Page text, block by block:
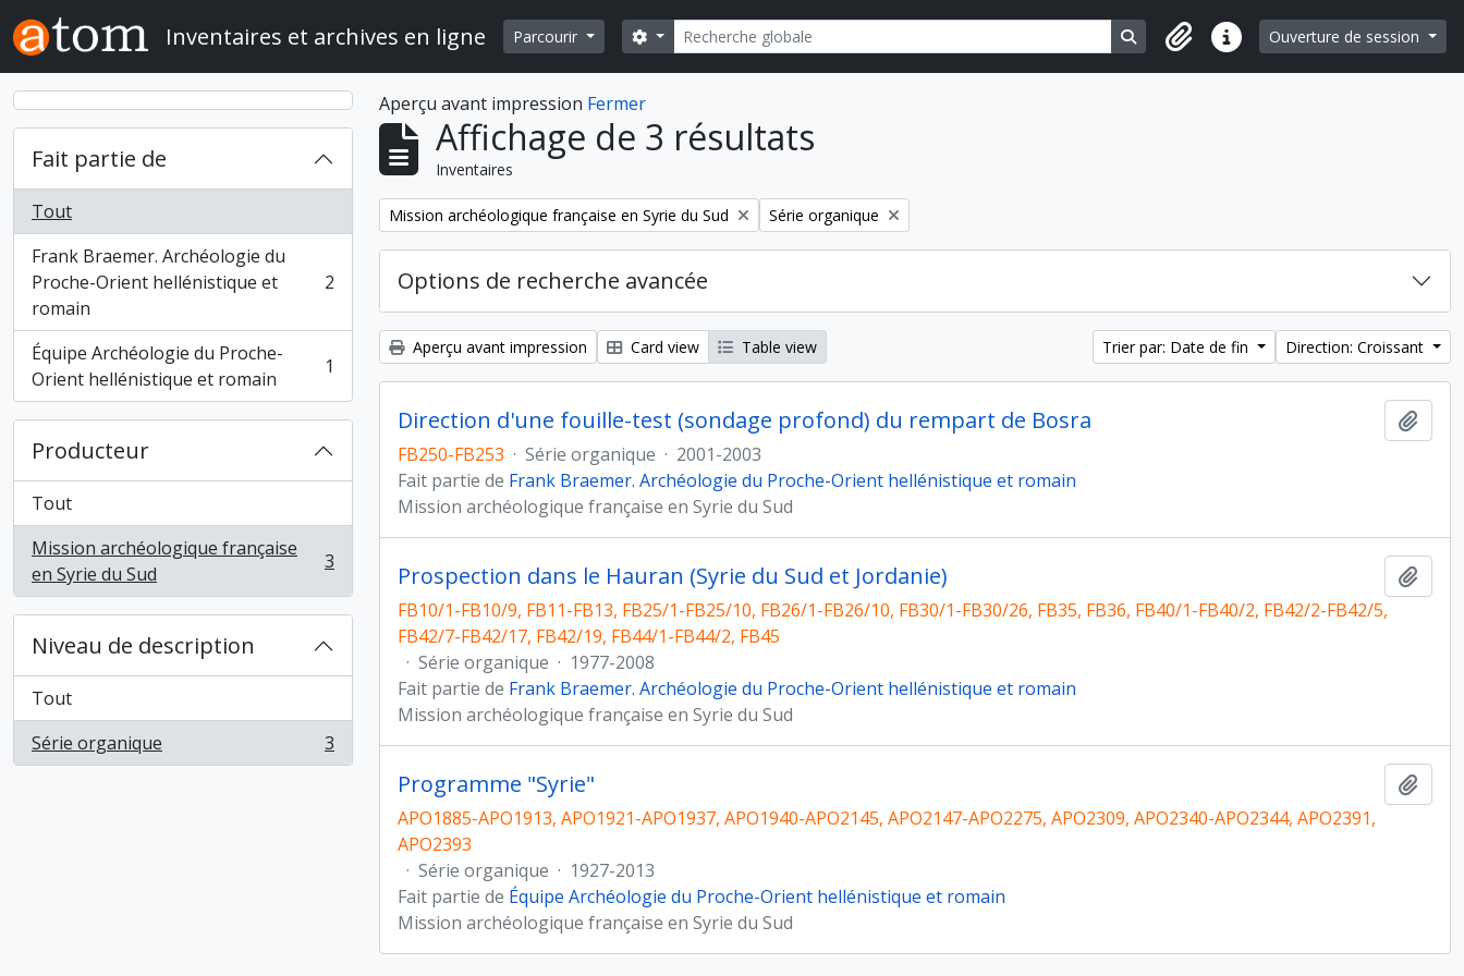
Skip to main content
Inventaires et archives en ligne Parcourir Rechercher
Search options Search in browse page
Liens rapidesOuverture de session
Fait partie de
Tout
Frank Braemer. Archéologie du
Proche-Orient hellénistique et
romain
, 2 résultats 2
Équipe Archéologie du Proche-
Orient hellénistique et romain
, 1 résultats 1
Producteur
Tout
Mission archéologique française
en Syrie du Sud
, 3 résultats 3
Niveau de description
Tout
Série organique
, 3 résultats 3
Aperçu avant impression Fermer
Affichage de 3 résultats
Inventaires
Remove filter:
Mission archéologique française en Syrie du Sud Remove filter:
Série organique
Options de recherche avancée
Aperçu avant impression Card view Table view Trier par: Date de fin Direction: Croissant
Direction d'une fouille-test (sondage profond) du rempart de Bosra
FB250-FB253 · Série organique · 2001-2003
Fait partie de Frank Braemer. Archéologie du Proche-Orient hellénistique et romain
Mission archéologique française en Syrie du Sud
Prospection dans le Hauran (Syrie du Sud et Jordanie)
FB10/1-FB10/9, FB11-FB13, FB25/1-FB25/10, FB26/1-FB26/10, FB30/1-FB30/26, FB35, FB36, FB40/1-FB40/2, FB42/2-FB42/5,
FB42/7-FB42/17, FB42/19, FB44/1-FB44/2, FB45
· Série organique · 1977-2008
Fait partie de Frank Braemer. Archéologie du Proche-Orient hellénistique et romain
Mission archéologique française en Syrie du Sud
Programme "Syrie"
APO1885-APO1913, APO1921-APO1937, APO1940-APO2145, APO2147-APO2275, APO2309, APO2340-APO2344, APO2391,
APO2393
· Série organique · 1927-2013
Fait partie de Équipe Archéologie du Proche-Orient hellénistique et romain
Mission archéologique française en Syrie du Sud